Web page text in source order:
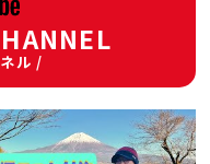
ル /